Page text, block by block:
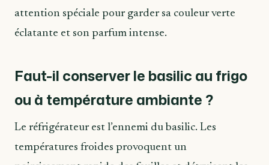
attention spéciale pour garder sa couleur verte
éclatante et son parfum intense.
Faut-il conserver le basilic au frigo
ou à température ambiante ?
Le réfrigérateur est l’ennemi du basilic. Les
températures froides provoquent un